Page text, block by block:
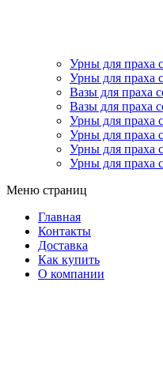
Урны для праха
Урны для праха
Вазы для праха
Вазы для праха
Урны для праха
Урны для праха
Урны для праха
Урны для праха
Меню страниц
Главная
Контакты
Доставка
Как купить
О компании